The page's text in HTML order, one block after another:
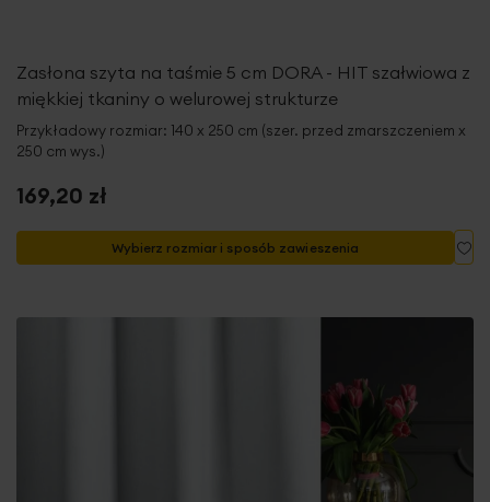
Zasłona szyta na taśmie 5 cm DORA - HIT szałwiowa z
miękkiej tkaniny o welurowej strukturze
Przykładowy rozmiar: 140 x 250 cm (szer. przed zmarszczeniem x
250 cm wys.)
169,20 zł
Wybierz rozmiar i sposób zawieszenia